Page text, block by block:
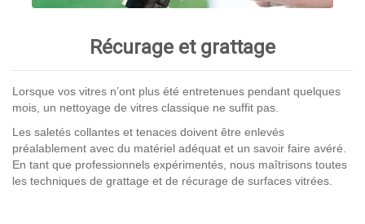
Récurage et grattage
Lorsque vos vitres n’ont plus été entretenues pendant quelques
mois, un nettoyage de vitres classique ne suffit pas.
Les saletés collantes et tenaces doivent être enlevés
préalablement avec du matériel adéquat et un savoir faire avéré.
En tant que professionnels expérimentés, nous maîtrisons toutes
les techniques de grattage et de récurage de surfaces vitrées.